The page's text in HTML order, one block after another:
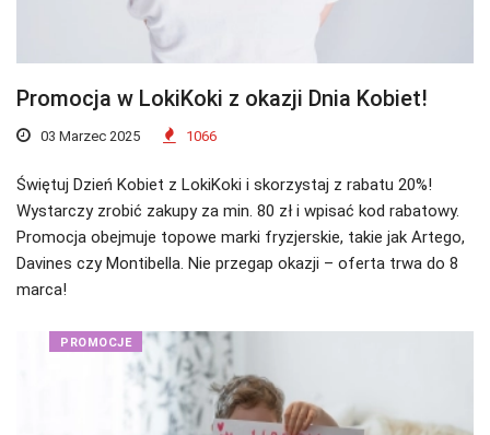
Promocja w LokiKoki z okazji Dnia Kobiet!
03 Marzec 2025 1066
Świętuj Dzień Kobiet z LokiKoki i skorzystaj z rabatu 20%!
Wystarczy zrobić zakupy za min. 80 zł i wpisać kod rabatowy.
Promocja obejmuje topowe marki fryzjerskie, takie jak Artego,
Davines czy Montibella. Nie przegap okazji – oferta trwa do 8
marca!
PROMOCJE